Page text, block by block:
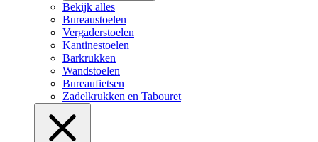
Bekijk alles
Bureaustoelen
Vergaderstoelen
Kantinestoelen
Barkrukken
Wandstoelen
Bureaufietsen
Zadelkrukken en Tabouret